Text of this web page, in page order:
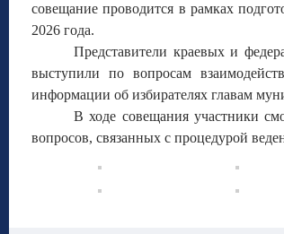
совещание проводится в рамках
2026 года.
Представители краевых и
выступили по вопросам
информации об избирателях главам
В ходе совещания участники
вопросов, связанных с процедурой